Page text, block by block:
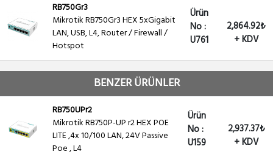
RB750Gr3
Mikrotik RB750Gr3 HEX 5xGigabit
LAN, USB, L4, Router / Firewall /
Hotspot
Ürün
No :
U761
2,864.92₺
+ KDV
BENZER ÜRÜNLER
RB750UPr2
Mikrotik RB750P-UP r2 HEX POE
LITE ,4x 10/100 LAN, 24V Passive
Poe , L4
Ürün
No :
U159
2,937.37₺
+ KDV